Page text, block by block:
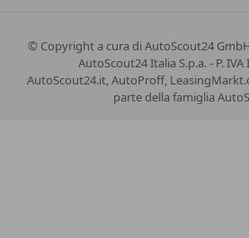
© Copyrighta cura di AutoScout24
AutoScout24 Italia S.p.a. - P. IVA
AutoScout24.it, AutoProff,
parte della famiglia